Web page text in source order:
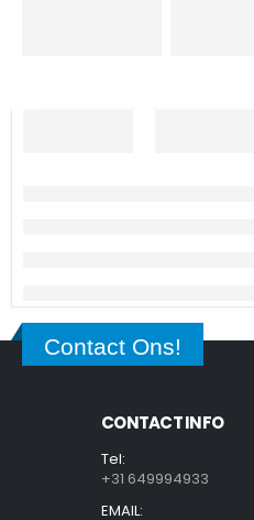
Contact Ons!
CONTACT INFO
Tel:
+31 649994933
EMAIL: